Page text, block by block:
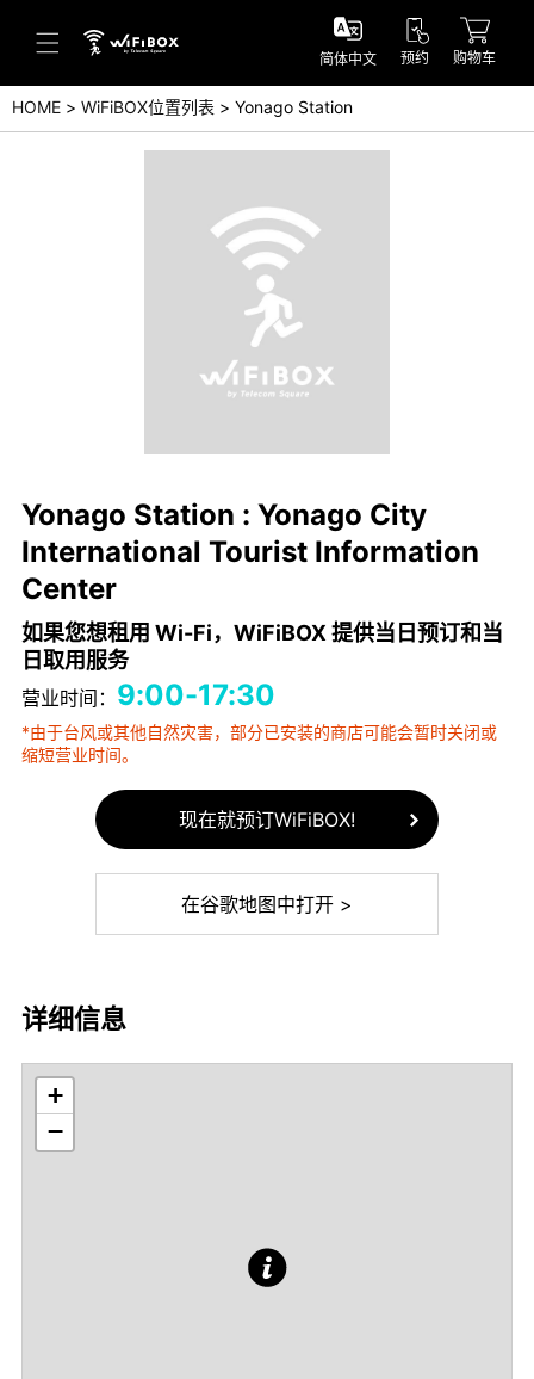
帮助／询问
简体中文 预约 购物车
HOME WiFiBOX位置列表 Yonago Station
Yonago Station : Yonago City
International Tourist Information
Center
如果您想租用 Wi-Fi，WiFiBOX 提供当日预订和当
日取用服务
营业时间： 9:00-17:30
*由于台风或其他自然灾害，部分已安装的商店可能会暂时关闭或
缩短营业时间。
现在就预订WiFiBOX!
在谷歌地图中打开 >
详细信息
+
−